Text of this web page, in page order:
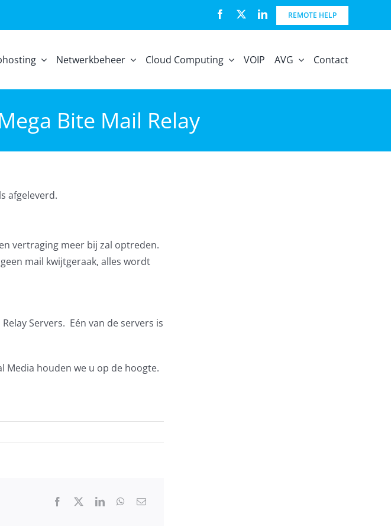
REMOTE HELP
Netwerkbeheer Cloud Computing VOIP AVG Contact
Bite Mail Relay
afgeleverd.
vertraging meer bij zal optreden.
mail kwijtgeraak, alles wordt
Servers. Eén van de servers is
Media houden we u op de hoogte.